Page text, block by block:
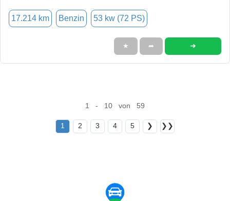
17.214 km Benzin 53 kw (72 PS)
★ ➦ ➜
1 - 10 von 59
1 2 3 4 5 ❯ ❯❯